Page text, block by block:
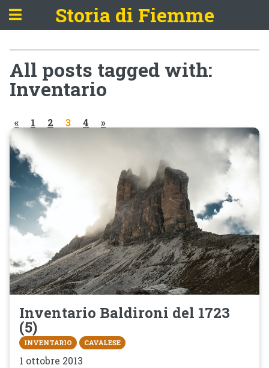
Storia di Fiemme
All posts tagged with:
Inventario
« 1 2 3 4 »
Inventario Baldironi del 1723
(5)
INVENTARIO CAVALESE
1 ottobre 2013